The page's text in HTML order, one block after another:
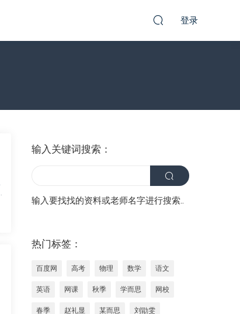
登录
输入关键词搜索：
输入要找找的资料或老师名字进行搜索..
热门标签：
百度网 高考 物理 数学 语文
英语 网课 秋季 学而思 网校
春季 赵礼显 某而思 刘勖雯